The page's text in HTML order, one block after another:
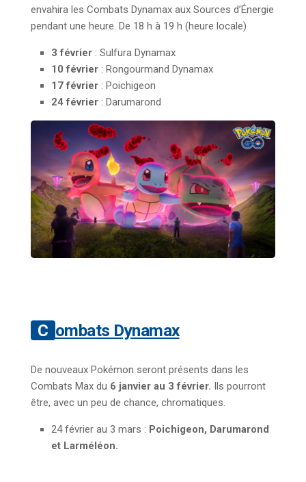
envahira les Combats Dynamax aux Sources d’Énergie
pendant une heure. De 18 h à 19 h (heure locale)
3 février : Sulfura Dynamax
10 février : Rongourmand Dynamax
17 février : Poichigeon
24 février : Darumarond
Combats Dynamax
De nouveaux Pokémon seront présents dans les
Combats Max du 6 janvier au 3 février. Ils pourront
être, avec un peu de chance, chromatiques.
24 février au 3 mars : Poichigeon, Darumarond
et Larméléon.